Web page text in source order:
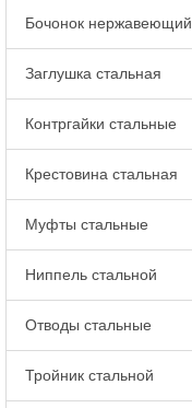
Бочонок нержавеющий
Заглушка стальная
Контргайки стальные
Крестовина стальная
Муфты стальные
Ниппель стальной
Отводы стальные
Тройник стальной